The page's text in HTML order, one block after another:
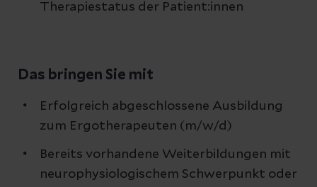
Therapiestatus der Patient:innen
Das bringen Sie mit
Erfolgreich abgeschlossene Ausbildung
zum Ergotherapeuten (m/w/d)
Bereits vorhandene Weiterbildungen mit
neurophysiologischem Schwerpunkt oder